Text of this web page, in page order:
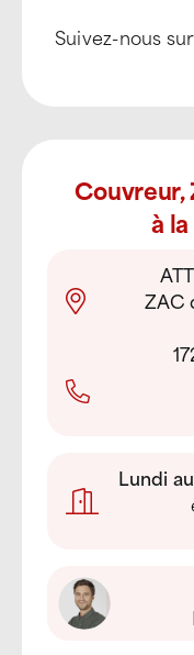
Suivez-nous
Couvreur,
à
ZAC
Lundi